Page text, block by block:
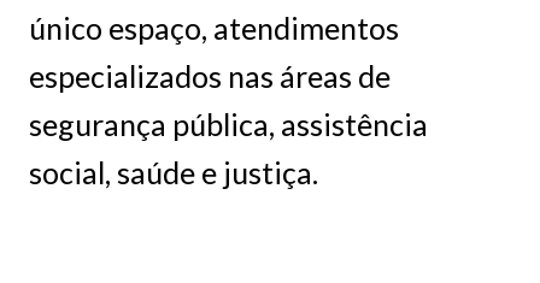
único espaço, atendimentos
especializados nas áreas de
segurança pública, assistência
social, saúde e justiça.